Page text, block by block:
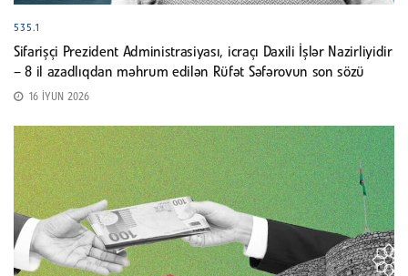
535.1
Sifarişçi Prezident Administrasiyası, icraçı Daxili İşlər Nazirliyidir
– 8 il azadlıqdan məhrum edilən Rüfət Səfərovun son sözü
16 İYUN 2026